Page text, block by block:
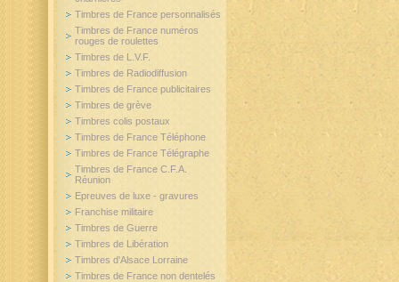
Timbres de France personnalisés
Timbres de France numéros
rouges de roulettes
Timbres de L.V.F.
Timbres de Radiodiffusion
Timbres de France publicitaires
Timbres de grève
Timbres colis postaux
Timbres de France Téléphone
Timbres de France Télégraphe
Timbres de France C.F.A.
Réunion
Epreuves de luxe - gravures
Franchise militaire
Timbres de Guerre
Timbres de Libération
Timbres d'Alsace Lorraine
Timbres de France non dentelés